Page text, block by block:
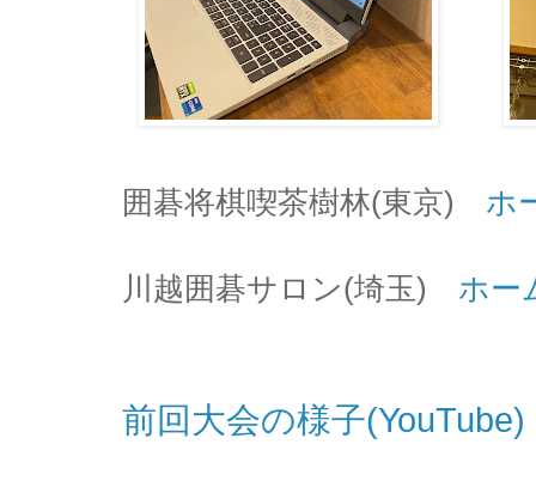
囲碁将棋喫茶樹林(東京) ホ
川越囲碁サロン(埼玉) ホー
前回大会の様子(YouTube)